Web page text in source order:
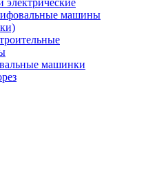
электрические
машины
машинки